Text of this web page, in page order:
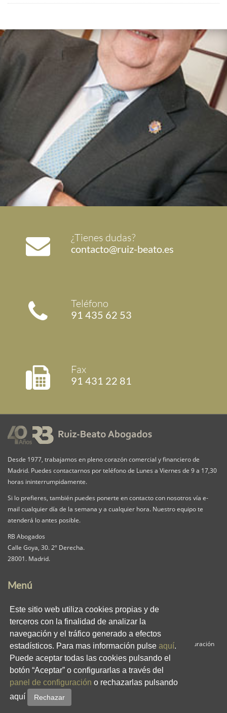
Este sitio web utiliza cookies propias y de
terceros con la finalidad de analizar la
navegación y el tráfico generado a efectos
estadísticos. Para mas información pulseaquí.
Puede aceptar todas las cookies pulsando el
botón “Aceptar” o configurarlas a través del
panel de configuración o rechazarlas pulsando
aquí
Rechazar
¿Tienes dudas?
contacto@ruiz-beato.es
Teléfono
91 435 62 53
Fax
91 431 22 81
Desde 1977, trabajamos en pleno corazón comercial y financiero de
Madrid. Puedes contactarnos por teléfono de Lunes a Viernes de 9 a 17,30
horas ininterrumpidamente.
Si lo prefieres, también puedes ponerte en contacto con nosotros vía e-
mail cualquier día de la semana y a cualquier hora. Nuestro equipo te
atenderá lo antes posible.
RB Abogados
Calle Goya, 30. 2º Derecha.
28001. Madrid.
Menú
Nuestra Firma Servicios
Pack iguala
Contacta
Clientes
RB en los medios
Enlaces
Privacidad
Aviso Legal
Política de Cookies Panel de Configuración
Redes Sociales